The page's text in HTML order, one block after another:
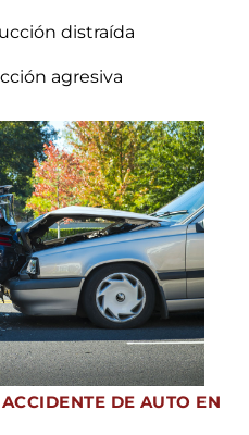
distraída
agresiva
DE AUTO EN